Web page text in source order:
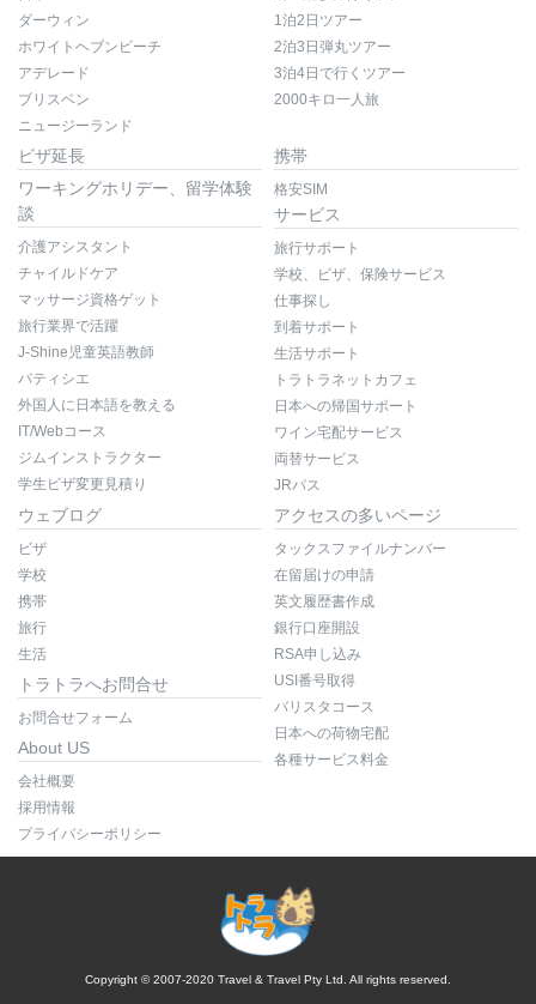
ダーウィン
ホワイトヘブンビーチ
アデレード
ブリスベン
ニュージーランド
1泊2日ツアー
2泊3日弾丸ツアー
3泊4日で行くツアー
2000キロ一人旅
ビザ延長
ワーキングホリデー、留学体験
談
介護アシスタント
チャイルドケア
マッサージ資格ゲット
旅行業界で活躍
J-Shine児童英語教師
パティシエ
外国人に日本語を教える
IT/Webコース
ジムインストラクター
学生ビザ変更見積り
携帯
格安SIM
サービス
旅行サポート
学校、ビザ、保険サービス
仕事探し
到着サポート
生活サポート
トラトラネットカフェ
日本への帰国サポート
ワイン宅配サービス
両替サービス
JRパス
ウェブログ
ビザ
学校
携帯
旅行
生活
トラトラへお問合せ
お問合せフォーム
About US
会社概要
採用情報
プライバシーポリシー
アクセスの多いページ
タックスファイルナンバー
在留届けの申請
英文履歴書作成
銀行口座開設
RSA申し込み
USI番号取得
バリスタコース
日本への荷物宅配
各種サービス料金
Copyright © 2007-2020 Travel & Travel Pty Ltd. All rights reserved.